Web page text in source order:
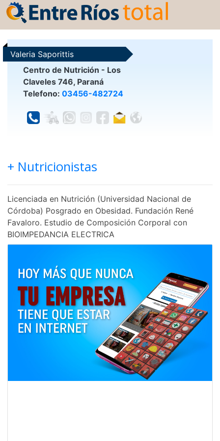
Valeria Saporittis
Centro de Nutrición - Los
Claveles 746, Paraná
Telefono: 03456-482724
+ Nutricionistas
Licenciada en Nutrición (Universidad Nacional de
Córdoba) Posgrado en Obesidad. Fundación René
Favaloro. Estudio de Composición Corporal con
BIOIMPEDANCIA ELECTRICA